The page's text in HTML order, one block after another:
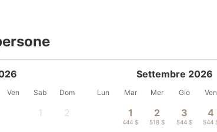
Ven Sab Dom
1 2
Settembre 2026
Lun Mar Mer Gio Ven
1
444 $
2
518 $
3
544 $
4
544